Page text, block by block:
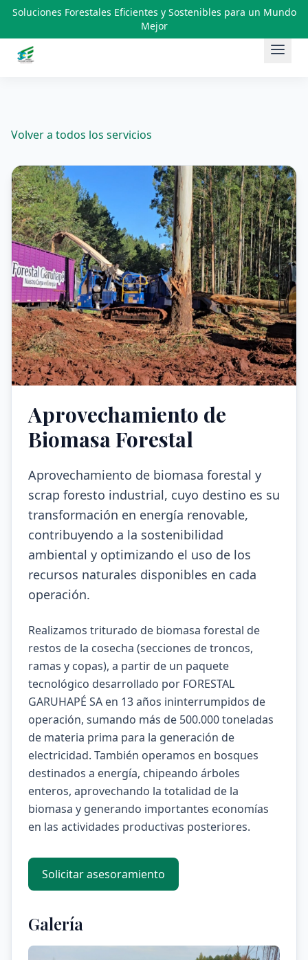
Saltar al contenido
Soluciones Forestales Eficientes y Sostenibles para un Mundo
Mejor
Volver a todos los servicios
Aprovechamiento de
Biomasa Forestal
Aprovechamiento de biomasa forestal y
scrap foresto industrial, cuyo destino es su
transformación en energía renovable,
contribuyendo a la sostenibilidad
ambiental y optimizando el uso de los
recursos naturales disponibles en cada
operación.
Realizamos triturado de biomasa forestal de
restos de la cosecha (secciones de troncos,
ramas y copas), a partir de un paquete
tecnológico desarrollado por FORESTAL
GARUHAPÉ SA en 13 años ininterrumpidos de
operación, sumando más de 500.000 toneladas
de materia prima para la generación de
electricidad. También operamos en bosques
destinados a energía, chipeando árboles
enteros, aprovechando la totalidad de la
biomasa y generando importantes economías
en las actividades productivas posteriores.
Solicitar asesoramiento
Galería